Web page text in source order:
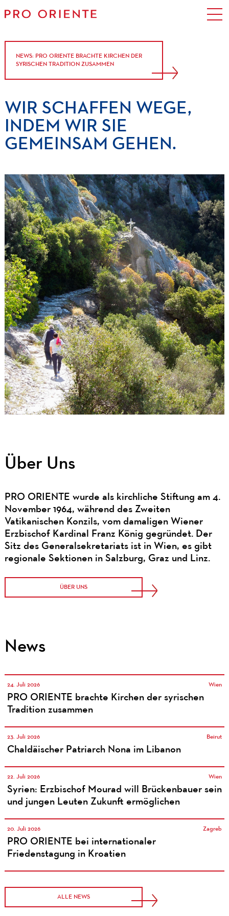
NEWS: PRO ORIENTE BRACHTE KIRCHEN DER
SYRISCHEN TRADITION ZUSAMMEN
WIR SCHAFFEN WEGE,
INDEM WIR SIE
GEMEINSAM GEHEN.
Über Uns
PRO ORIENTE wurde als kirchliche Stiftung am 4.
November 1964, während des Zweiten
Vatikanischen Konzils, vom damaligen Wiener
Erzbischof Kardinal Franz König gegründet. Der
Sitz des Generalsekretariats ist in Wien, es gibt
regionale Sektionen in Salzburg, Graz und Linz.
ÜBER UNS
News
24. Juli 2026 Wien
PRO ORIENTE brachte Kirchen der syrischen
Tradition zusammen
23. Juli 2026 Beirut
Chaldäischer Patriarch Nona im Libanon
22. Juli 2026 Wien
Syrien: Erzbischof Mourad will Brückenbauer sein
und jungen Leuten Zukunft ermöglichen
20. Juli 2026 Zagreb
PRO ORIENTE bei internationaler
Friedenstagung in Kroatien
ALLE NEWS